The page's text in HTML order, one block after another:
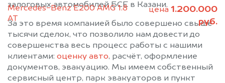
Mercedes-Benz E200 AMG 1.8
АТ
цена 1.200.000
руб.
залоговых автомобилей БСЕ в Казани.
За это время компанией было совершено свыше
тысячи сделок, что позволило нам довести до
совершенства весь процесс работы с нашими
клиентами: оценку авто, расчёт, оформление
документов, эвакуацию. Мы имеем собственный
сервисный центр, парк эвакуаторов и пункт